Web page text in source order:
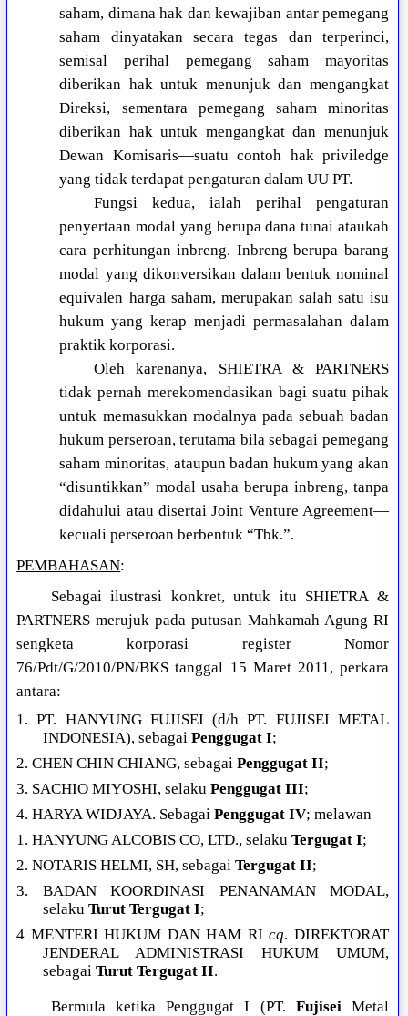
saham, dimana hak dan kewajiban antar pemegang
saham dinyatakan secara tegas dan terperinci,
semisal perihal pemegang saham mayoritas
diberikan hak untuk menunjuk dan mengangkat
Direksi, sementara pemegang saham minoritas
diberikan hak untuk mengangkat dan menunjuk
Dewan Komisaris—suatu contoh hak priviledge
yang tidak terdapat pengaturan dalam UU PT.
Fungsi kedua, ialah perihal pengaturan
penyertaan modal yang berupa dana tunai ataukah
cara perhitungan inbreng. Inbreng berupa barang
modal yang dikonversikan dalam bentuk nominal
equivalen harga saham, merupakan salah satu isu
hukum yang kerap menjadi permasalahan dalam
praktik korporasi.
Oleh karenanya, SHIETRA & PARTNERS
tidak pernah merekomendasikan bagi suatu pihak
untuk memasukkan modalnya pada sebuah badan
hukum perseroan, terutama bila sebagai pemegang
saham minoritas, ataupun badan hukum yang akan
“disuntikkan” modal usaha berupa inbreng, tanpa
didahului atau disertai Joint Venture Agreement—
kecuali perseroan berbentuk “Tbk.”.
PEMBAHASAN:
Sebagai ilustrasi konkret, untuk itu SHIETRA &
PARTNERS merujuk pada putusan Mahkamah Agung RI
sengketa korporasi register Nomor
76/Pdt/G/2010/PN/BKS tanggal 15 Maret 2011, perkara
antara:
1. PT. HANYUNG FUJISEI (d/h PT. FUJISEI METAL
INDONESIA), sebagai Penggugat I;
2. CHEN CHIN CHIANG, sebagaiPenggugat II;
3. SACHIO MIYOSHI, selakuPenggugat III;
4. HARYA WIDJAYA. SebagaiPenggugat IV; melawan
1. HANYUNG ALCOBIS CO, LTD., selakuTergugat I;
2. NOTARIS HELMI, SH, sebagaiTergugat II;
3. BADAN KOORDINASI PENANAMAN MODAL,
selaku Turut Tergugat I;
4 MENTERI HUKUM DAN HAM RIcq. DIREKTORAT
JENDERAL ADMINISTRASI HUKUM UMUM,
sebagai Turut Tergugat II.
Bermula ketika Penggugat I (PT. FujiseiMetal